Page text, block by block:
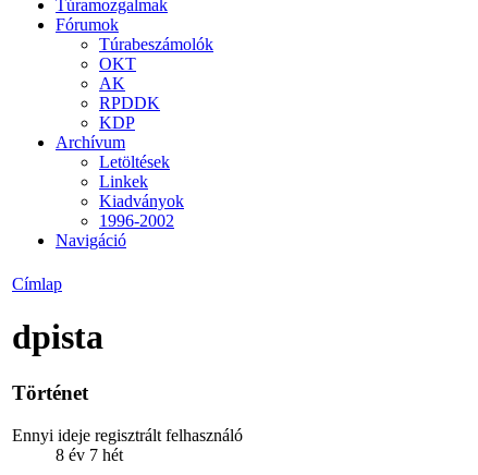
Túramozgalmak
Fórumok
Túrabeszámolók
OKT
AK
RPDDK
KDP
Archívum
Letöltések
Linkek
Kiadványok
1996-2002
Navigáció
Címlap
dpista
Történet
Ennyi ideje regisztrált felhasználó
8 év 7 hét